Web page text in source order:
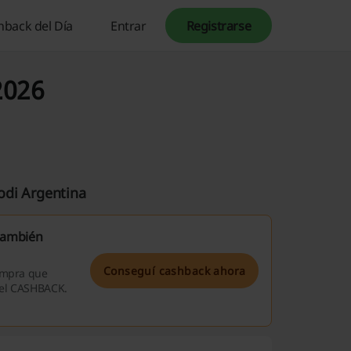
del Día Entrar Registrarse
Argentina
que
CASHBACK.
Conseguí cashback ahora